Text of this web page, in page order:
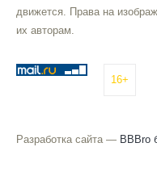
движется. Права на
их авторам.
16+
Разработка сайта — BBBro